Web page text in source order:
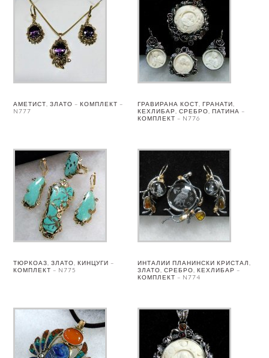
АМЕТИСТ, ЗЛАТО – КОМПЛЕКТ –
N777
ГРАВИРАНА КОСТ, ГРАНАТИ,
КЕХЛИБАР, СРЕБРО, ПАТИНА –
КОМПЛЕКТ – N776
ТЮРКОАЗ, ЗЛАТО, КИНЦУГИ –
КОМПЛЕКТ – N775
ИНТАЛИИ ПЛАНИНСКИ КРИСТАЛ,
ЗЛАТО, СРЕБРО, КЕХЛИБАР –
КОМПЛЕКТ – N774